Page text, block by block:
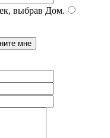
выбрав Дом.